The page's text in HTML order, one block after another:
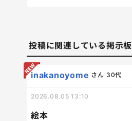
投稿に関連している掲示板
絵本
inakanoyome さん 30代
2026.08.05 13:10